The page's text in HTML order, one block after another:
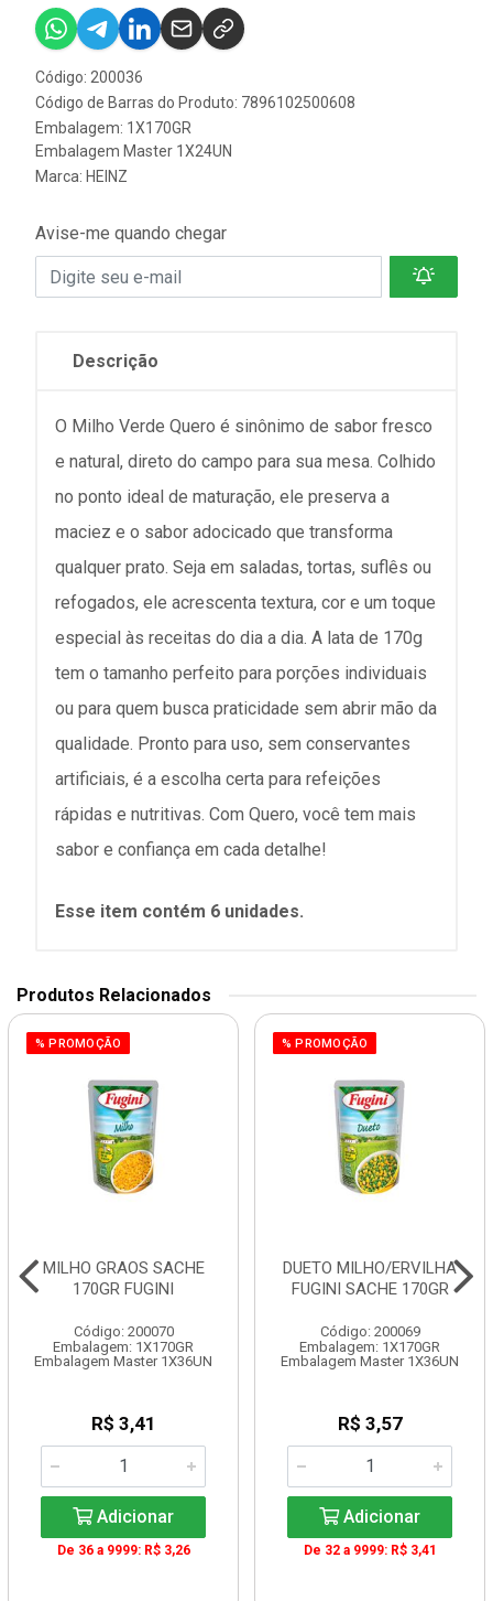
Código: 200036
Código de Barras do Produto: 7896102500608
Embalagem: 1X170GR
Embalagem Master 1X24UN
Marca: HEINZ
Avise-me quando chegar
Descrição
O Milho Verde Quero é sinônimo de sabor fresco
e natural, direto do campo para sua mesa. Colhido
no ponto ideal de maturação, ele preserva a
maciez e o sabor adocicado que transforma
qualquer prato. Seja em saladas, tortas, suflês ou
refogados, ele acrescenta textura, cor e um toque
especial às receitas do dia a dia. A lata de 170g
tem o tamanho perfeito para porções individuais
ou para quem busca praticidade sem abrir mão da
qualidade. Pronto para uso, sem conservantes
artificiais, é a escolha certa para refeições
rápidas e nutritivas. Com Quero, você tem mais
sabor e confiança em cada detalhe!
Esse item contém 6 unidades.
Produtos Relacionados
% PROMOÇÃO
MILHO GRAOS SACHE
170GR FUGINI
Código: 200070
Embalagem: 1X170GR
Embalagem Master 1X36UN
R$ 3,41
Adicionar
De 36 a 9999: R$ 3,26
% PROMOÇÃO
DUETO MILHO/ERVILHA
FUGINI SACHE 170GR
Código: 200069
Embalagem: 1X170GR
Embalagem Master 1X36UN
R$ 3,57
Adicionar
De 32 a 9999: R$ 3,41